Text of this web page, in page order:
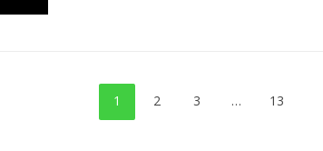
1 2 3 … 13